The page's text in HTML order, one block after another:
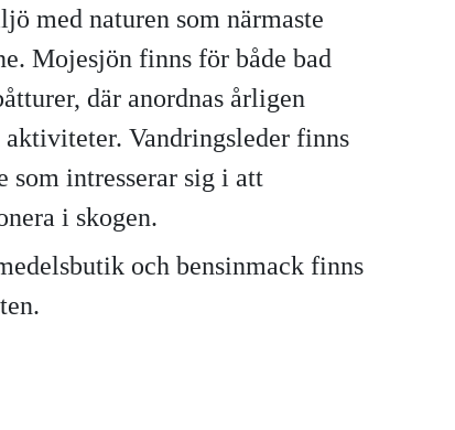
med naturen som närmaste
Mojesjön finns för både bad
där anordnas årligen
Vandringsleder finns
som intresserar sig i att
i skogen.
och bensinmack finns